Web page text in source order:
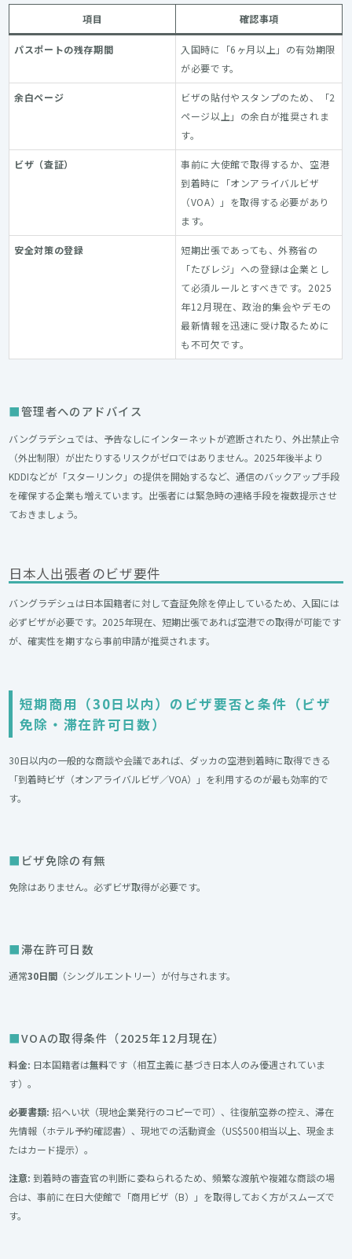
項目 確認事項
パスポートの残存期間
入国時に「6ヶ月以上」の有効期限
が必要です。
余白ページ
ビザの貼付やスタンプのため、「2
ページ以上」の余白が推奨されま
す。
ビザ（査証）
事前に大使館で取得するか、空港
到着時に「オンアライバルビザ
（VOA）」を取得する必要があり
ます。
安全対策の登録
短期出張であっても、外務省の
「たびレジ」への登録は企業とし
て必須ルールとすべきです。2025
年12月現在、政治的集会やデモの
最新情報を迅速に受け取るために
も不可欠です。
管理者へのアドバイス
バングラデシュでは、予告なしにインターネットが遮断されたり、外出禁止令
（外出制限）が出たりするリスクがゼロではありません。2025年後半より
KDDIなどが「スターリンク」の提供を開始するなど、通信のバックアップ手段
を確保する企業も増えています。出張者には緊急時の連絡手段を複数提示させ
ておきましょう。
日本人出張者のビザ要件
バングラデシュは日本国籍者に対して査証免除を停止しているため、入国には
必ずビザが必要です。2025年現在、短期出張であれば空港での取得が可能です
が、確実性を期すなら事前申請が推奨されます。
短期商用（30日以内）のビザ要否と条件（ビザ
免除・滞在許可日数）
30日以内の一般的な商談や会議であれば、ダッカの空港到着時に取得できる
「到着時ビザ（オンアライバルビザ／VOA）」を利用するのが最も効率的で
す。
ビザ免除の有無
免除はありません。必ずビザ取得が必要です。
滞在許可日数
通常30日間 （シングルエントリー）が付与されます。
VOAの取得条件（2025年12月現在）
料金: 日本国籍者は無料です（相互主義に基づき日本人のみ優遇されていま
す）。
必要書類: 招へい状（現地企業発行のコピーで可）、往復航空券の控え、滞在
先情報（ホテル予約確認書）、現地での活動資金（US$500相当以上、現金ま
たはカード提示）。
注意: 到着時の審査官の判断に委ねられるため、頻繁な渡航や複雑な商談の場
合は、事前に在日大使館で「商用ビザ（B）」を取得しておく方がスムーズで
す。